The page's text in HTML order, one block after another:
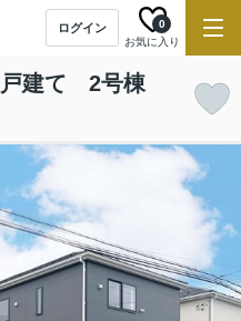
ログイン
お気に入り
0
建て 2号棟